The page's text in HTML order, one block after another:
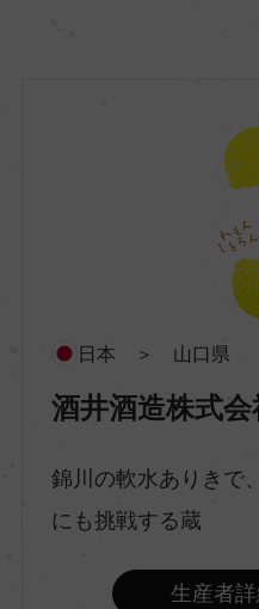
原料米
精米歩合
日本 ＞ 山口県
酒井酒造株式会
錦川の軟水ありきで
にも挑戦する蔵
生産者